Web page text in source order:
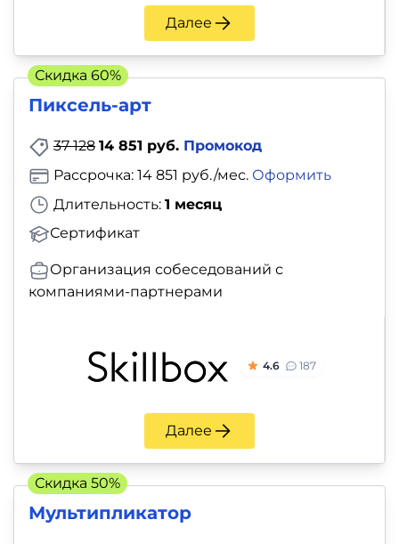
Далее
Пиксель-арт
37 128 14 851 руб. Промокод
Длительность: 1 месяц
Сертификат
Рассрочка: 14 851 руб./мес. Оформить
Организация собеседований с
компаниями-партнерами
4.6 187
Далее
Скидка 60%
Мультипликатор
Скидка 50%